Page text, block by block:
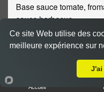
Base sauce tomate,
sauce barbecue
Accueil
Ce site Web utilise des
meilleure expérience sur
J'ai